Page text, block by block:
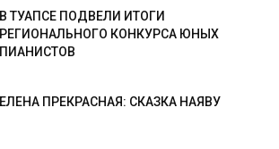
В ТУАПСЕ ПОДВЕЛИ ИТОГИ
РЕГИОНАЛЬНОГО КОНКУРСА ЮНЫХ
ПИАНИСТОВ
ЕЛЕНА ПРЕКРАСНАЯ: СКАЗКА НАЯВУ